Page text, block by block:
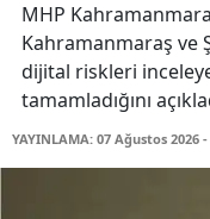
MHP
Kahramanmaraş ve
dijital riskleri
tamamladığını
YAYINLAMA: 07 Ağustos 2026 -